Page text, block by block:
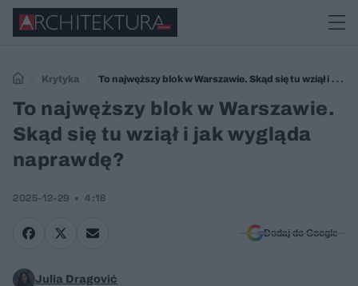
Krytyka
To najwęższy blok w Warszawie. Skąd się tu wziął i jak
wygląda naprawdę?
To najwęższy blok w Warszawie.
Skąd się tu wziął i jak wygląda
naprawdę?
2025-12-29 4:18
Dodaj do Google
Julia Dragović